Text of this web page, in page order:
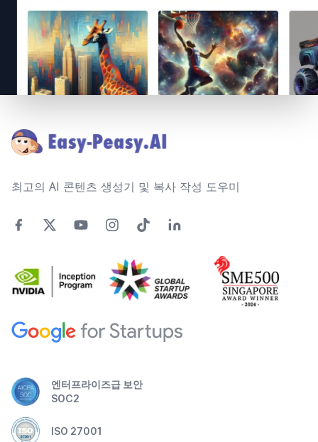
최고의 AI 콘텐츠 생성기 및 복사 작성 도우미
엔터프라이즈급 보안
SOC2
ISO 27001